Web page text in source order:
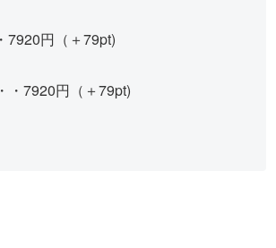
7920円（＋79pt)
・7920円（＋79pt)